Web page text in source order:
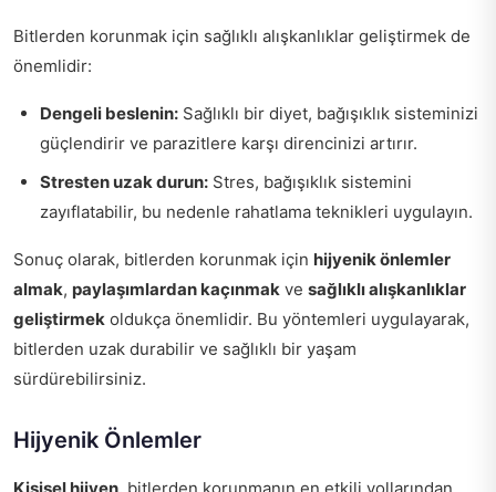
Bitlerden korunmak için sağlıklı alışkanlıklar geliştirmek de
önemlidir:
Dengeli beslenin: Sağlıklı bir diyet, bağışıklık sisteminizi
güçlendirir ve parazitlere karşı direncinizi artırır.
Stresten uzak durun: Stres, bağışıklık sistemini
zayıflatabilir, bu nedenle rahatlama teknikleri uygulayın.
Sonuç olarak, bitlerden korunmak için hijyenik önlemler
almak, paylaşımlardan kaçınmak ve sağlıklı alışkanlıklar
geliştirmek oldukça önemlidir. Bu yöntemleri uygulayarak,
bitlerden uzak durabilir ve sağlıklı bir yaşam
sürdürebilirsiniz.
Hijyenik Önlemler
Kişisel hijyen, bitlerden korunmanın en etkili yollarından